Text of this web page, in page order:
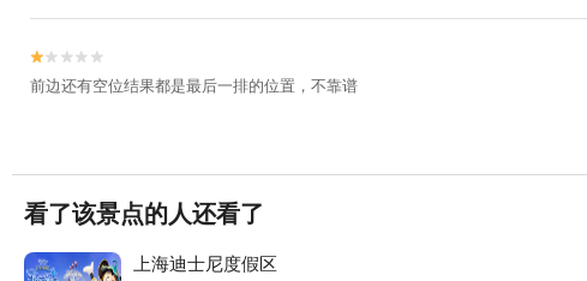


前边还有空位结果都是最后一排的位置，不靠谱
看了该景点的人还看了
上海迪士尼度假区